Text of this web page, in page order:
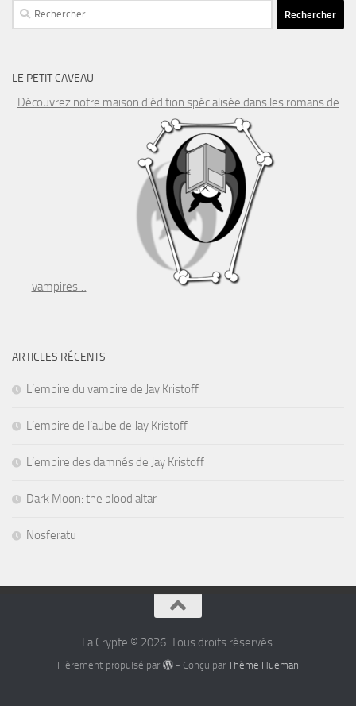
Rechercher :
LE PETIT CAVEAU
Découvrez notre maison d’édition spécialisée dans les romans de
vampires…
ARTICLES RÉCENTS
L’empire du vampire de Jay Kristoff
L’empire de l’aube de Jay Kristoff
L’empire des damnés de Jay Kristoff
Dark Moon: the blood altar
Nosferatu
La Crypte © 2026. Tous droits réservés.
Fièrement propulsé par - Conçu par Thème Hueman